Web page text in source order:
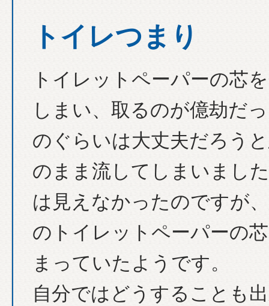
トイレつまり
トイレットペーパーの芯
しまい、取るのが億劫だ
のぐらいは大丈夫だろう
のまま流してしまいまし
は見えなかったのですが
のトイレットペーパーの
まっていたようです。
自分ではどうすることも